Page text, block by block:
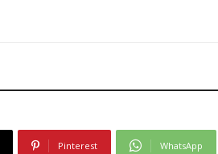
Pinterest WhatsApp